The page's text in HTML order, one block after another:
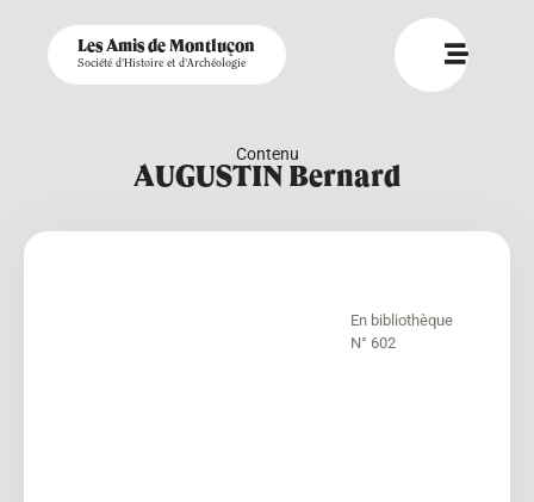
Les Amis de Montluçon
Société d'Histoire et d'Archéologie
Contenu
AUGUSTIN Bernard
En bibliothèque
N° 602